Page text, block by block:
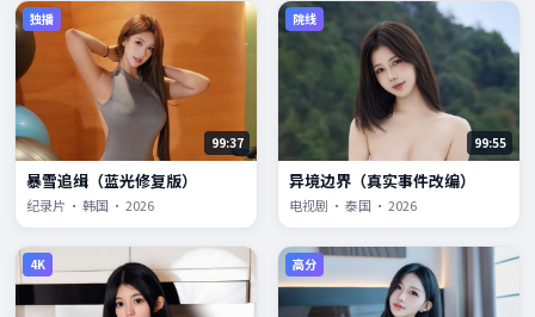
独播
99:37
暴雪追缉（蓝光修复版）
纪录片 · 韩国 · 2026
院线
99:55
异境边界（真实事件改编）
电视剧 · 泰国 · 2026
4K 高分